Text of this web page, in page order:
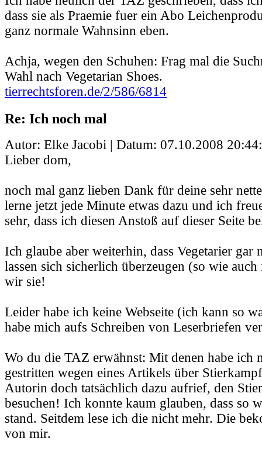
dass sie als Praemie fuer ein Abo
ganz normale Wahnsinn eben.
Achja, wegen den Schuhen: Frag mal die
Wahl nach Vegetarian Shoes.
tierrechtsforen.de/2/586/6814
Re: Ich noch mal
Autor: Elke Jacobi | Datum: 07.10.2008
Lieber dom,
noch mal ganz lieben Dank für deine sehr
lerne jetzt jede Minute etwas dazu und ich
sehr, dass ich diesen Anstoß auf dieser Seite
Ich glaube aber weiterhin, dass Vegetarier gar
lassen sich sicherlich überzeugen (so wie
wir sie!
Leider habe ich keine Webseite (ich kann so
habe mich aufs Schreiben von Leserbriefen
Wo du die TAZ erwähnst: Mit denen habe ich
gestritten wegen eines Artikels über
Autorin doch tatsächlich dazu aufrief, den
besuchen! Ich konnte kaum glauben, dass so
stand. Seitdem lese ich die nicht mehr. Die
von mir.